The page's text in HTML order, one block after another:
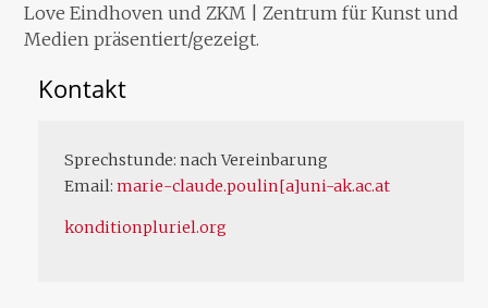
Love Eindhoven und ZKM | Zentrum für Kunst und
Medien präsentiert/gezeigt.
Kontakt
Sprechstunde: nach Vereinbarung
Email:marie-claude.poulin[a]uni-ak.ac.at
konditionpluriel.org